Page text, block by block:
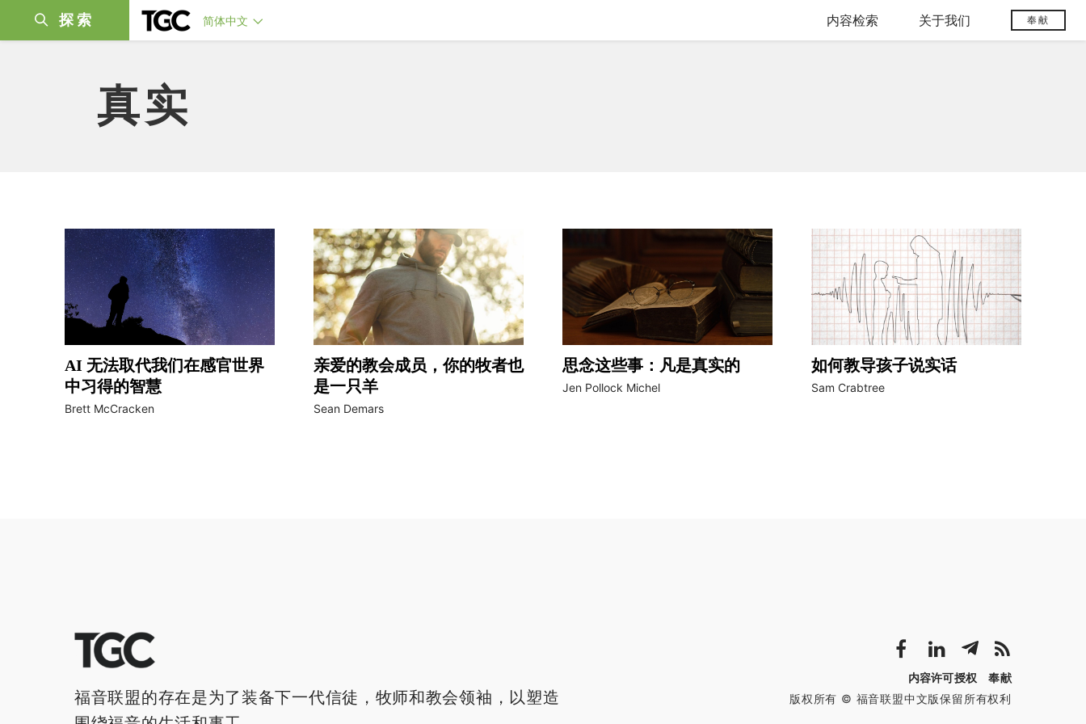
探索 简体中文 内容检索 关于我们 奉献
真实
AI 无法取代我们在感官世界
中习得的智慧
Brett McCracken
亲爱的教会成员，你的牧者也
是一只羊
Sean Demars
思念这些事：凡是真实的
Jen Pollock Michel
如何教导孩子说实话
Sam Crabtree
福音联盟的存在是为了装备下一代信徒，牧师和教会领袖，以塑造
内容许可授权
奉献
版权所有 © 福音联盟中文版保留所有权利